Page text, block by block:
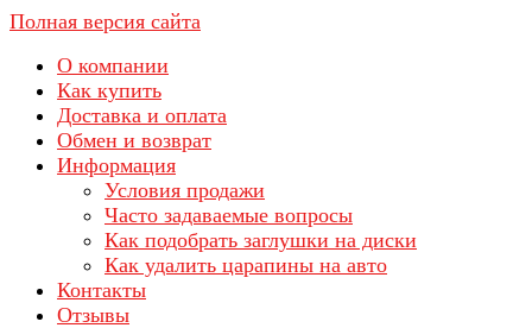
Полная версия сайта
О компании
Как купить
Доставка и оплата
Обмен и возврат
Информация
Условия продажи
Часто задаваемые вопросы
Как подобрать заглушки на диски
Как удалить царапины на авто
Контакты
Отзывы